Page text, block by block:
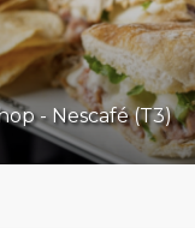
- Nescafé (T3)